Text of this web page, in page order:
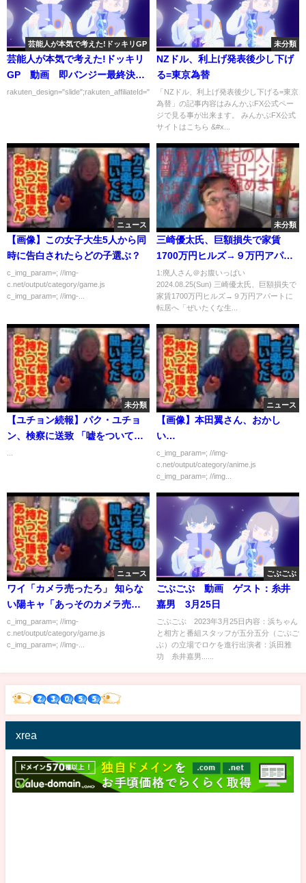
芸能人が本気で考えた!ドッキリGP
芸能人が本気で考えた!ドッキリ
GP 動画 即バンジー最終決着
ＳＰ 4月1日
rakuten_design="slide";rakuten_affiliateId="00ed0224.63...
未分類
NZドル、利上げ発表後少し下げ
る=東京為替
「NZドル、利上げ発表後少し下げる=東京
為替」の記事内容はみんかぶFX公式ペー
ジで見る事が出来ます。 みんかぶFX公式
サイトはこちら &#x...
ニュース
【画像】この女子大生5人から同
時に告白されたらどの子選ぶ？
c_img_param=; //img-
c.net/output/category/game.js
c_img_param=; //img-...
未分類
三崎優太氏、巨額損失で家賃
1700万円ヒルズ→９万円アパー
トに転居へ「ぜいたくな生活
は…」について
1:廃人さん＠お腹いっぱい
2024.08.25(Sun) 三崎優太氏、巨額損失で
家賃1700万円ヒルズ→９万円アパートに
転居へ「ぜいたくな生...
未分類
【ユチョン続報】パク・ユチョ
ン、検察に送致 「嘘をついて申
ニュース
【画像】本田翼さん、おかし
い…
c_img_param=; //img-
c.net/output/category/anime.js
c_img_param=; //img...
ニュース
ワイ「カメラ売ったろ」 知らな
い陽キャ「あっそのカメラ売る
んスか？」
c_img_param=; //img-
c.net/output/category/game.js
c_img_param=; //img-...
ごぶごぶ
ごぶごぶ 動画 ゲスト：糸井
嘉男 3月25日
ごぶごぶ 2023年3月25日内容：浜ちゃん
と相方と番組スタッフが五分五分（ごぶご
ぶ）の立場でロケを進行出演者：浜田雅
功 糸井嘉男......
xrea